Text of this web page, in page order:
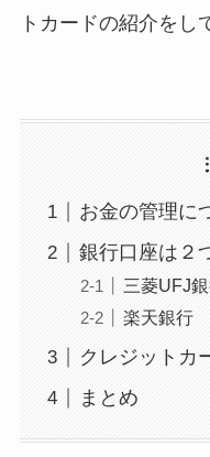
トカードの紹介をし
お金の管理に
銀行口座は２
三菱UFJ
楽天銀行
クレジットカ
まとめ